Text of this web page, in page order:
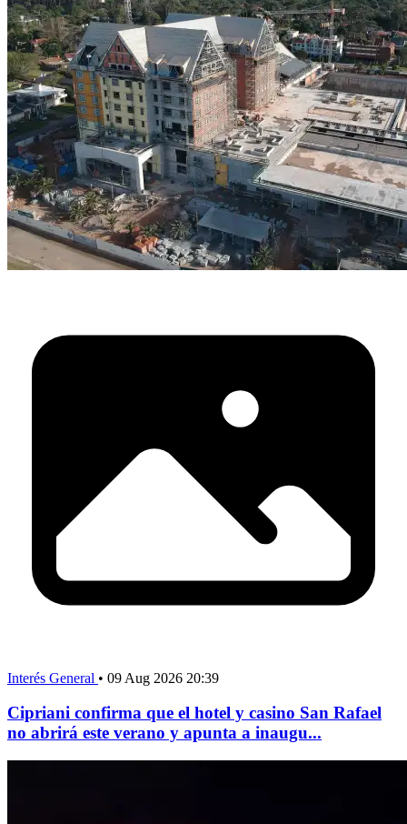
Interés General • 09 Aug 2026 20:39
Cipriani confirma que el hotel y casino San Rafael
no abrirá este verano y apunta a inaugu...